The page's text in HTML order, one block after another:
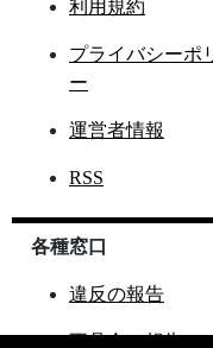
利用規約
プライバシーポ
ー
運営者情報
RSS
各種窓口
違反の報告
不具合の報告